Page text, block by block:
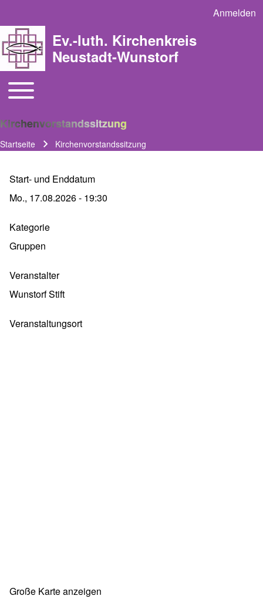
User
Anmelden
Ev.-luth. Kirchenkreis
Neustadt-Wunstorf
Main navigation
Toggle main menu
Kirchenvorstandssitzung
Pfadnavigation
Startseite Kirchenvorstandssitzung
Start- und Enddatum
Mo., 17.08.2026 - 19:30
Kategorie
Gruppen
Veranstalter
Wunstorf Stift
Veranstaltungsort
Große Karte anzeigen